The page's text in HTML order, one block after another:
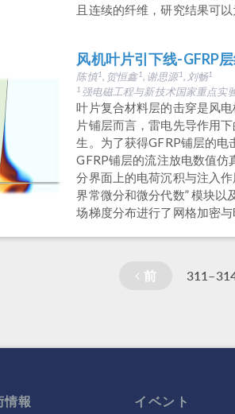
且连续的纤维，研究结果可
风机叶片引下线-GFRP
陈慎1, 贺恒鑫1, 谢思源1, 刘畅1
1 强电磁工程与新技术国家重点实
叶片复合材料层的击穿是风
片铺层而言，雷电先导作用
生。为了获得GFRP铺层的
GFRP铺层的流注放电数值
分界面上的电荷沉积与注入作
界常微分和微分代数” 模块以
场梯度分布进行了网格加密与
前
情報 イベント